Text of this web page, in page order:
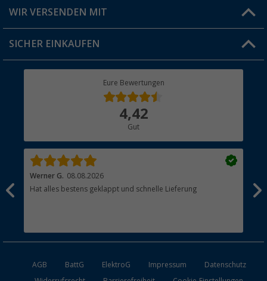
Jobs & Karriere
Versandinformationen
Rücksendung
WIR VERSENDEN MIT
SICHER EINKAUFEN
Eure Bewertungen
4,42
Gut
Werner G. 08.08.2026
Hat alles bestens geklappt und schnelle Lieferung
AGB BattG ElektroG Impressum
Datenschutz